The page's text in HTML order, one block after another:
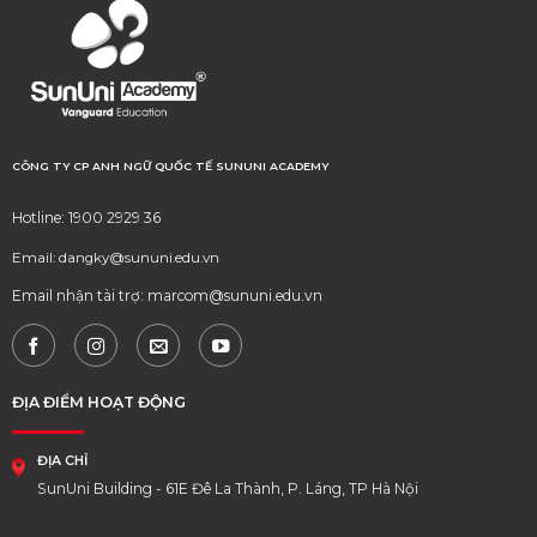
CÔNG TY CP ANH NGỮ QUỐC TẾ SUNUNI ACADEMY
Hotline: 1900 2929 36
Email: dangky@sununi.edu.vn
Email nhận tài trợ: marcom@sununi.edu.vn
ĐỊA ĐIỂM HOẠT ĐỘNG
ĐỊA CHỈ
SunUni Building - 61E Đê La Thành, P. Láng, TP Hà Nội